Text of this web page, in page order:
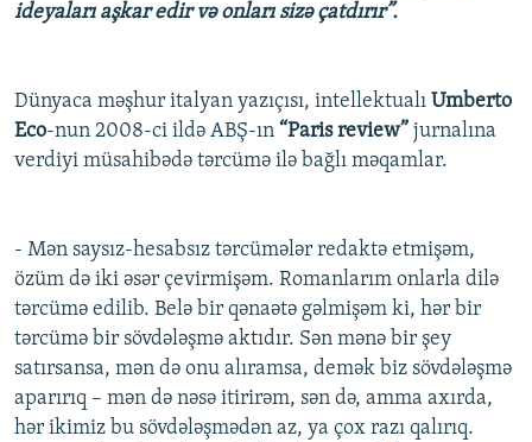
ideyaları aşkar edir və onları sizə çatdırır”.
Dünyaca məşhur italyan yazıçısı, intellektualı Umberto
Eco-nun 2008-ci ildə ABŞ-ın “Paris review” jurnalına
verdiyi müsahibədə tərcümə ilə bağlı məqamlar.
- Mən saysız-hesabsız tərcümələr redaktə etmişəm,
özüm də iki əsər çevirmişəm. Romanlarım onlarla dilə
tərcümə edilib. Belə bir qənaətə gəlmişəm ki, hər bir
tərcümə bir sövdələşmə aktıdır. Sən mənə bir şey
satırsansa, mən də onu alıramsa, demək biz sövdələşmə
aparırıq – mən də nəsə itirirəm, sən də, amma axırda,
hər ikimiz bu sövdələşmədən az, ya çox razı qalırıq.